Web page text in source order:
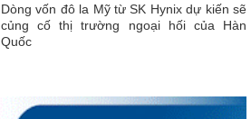
Dòng vốn đô la Mỹ từ SK Hynix dự kiến ​​sẽ
củng cố thị trường ngoại hối của Hàn
Quốc